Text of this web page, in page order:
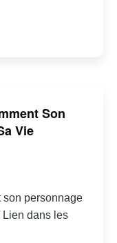
Son
Vie
personnage
dans les